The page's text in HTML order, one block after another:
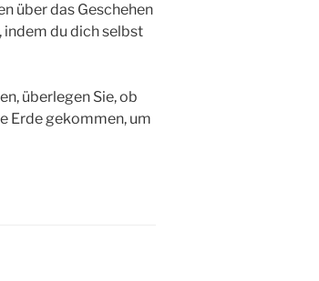
über das Geschehen
indem du dich selbst
überlegen Sie, ob
Erde gekommen, um